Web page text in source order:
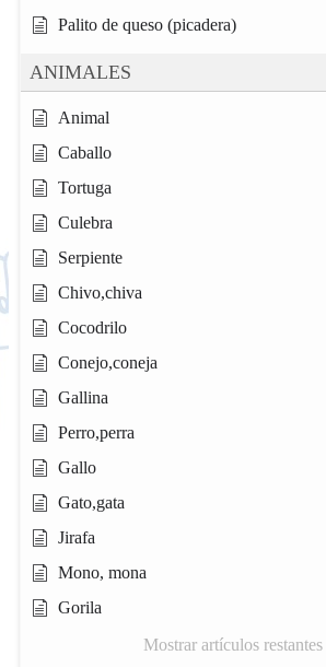
Palito de queso (picadera)
ANIMALES
Animal
Caballo
Tortuga
Culebra
Serpiente
Chivo,chiva
Cocodrilo
Conejo,coneja
Gallina
Perro,perra
Gallo
Gato,gata
Jirafa
Mono, mona
Gorila
Mostrar artículos